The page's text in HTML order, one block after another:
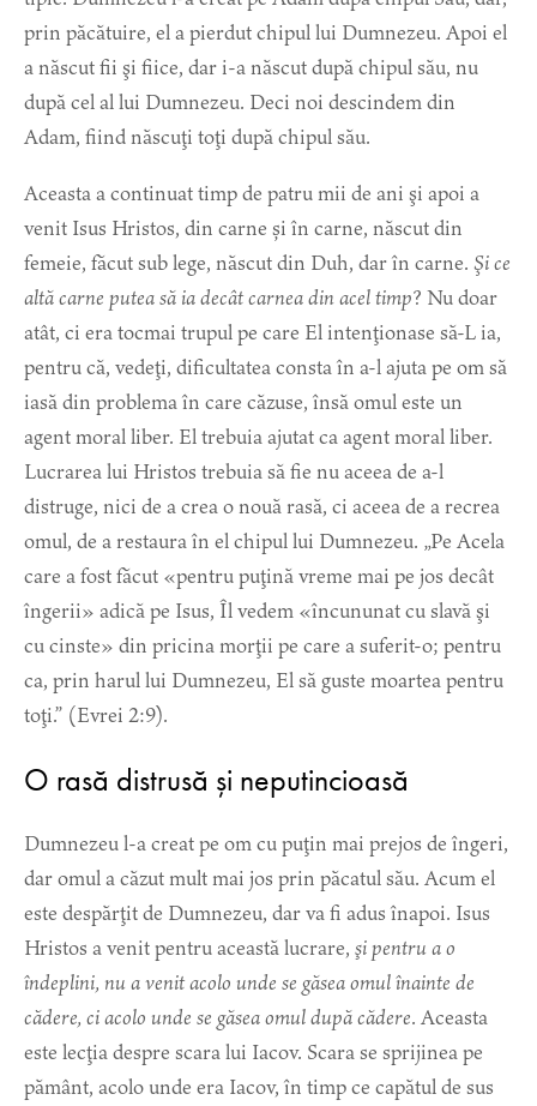
prin păcătuire, el a pierdut chipul lui Dumnezeu. Apoi el
a născut fii şi fiice, dar i-a născut după chipul său, nu
după cel al lui Dumnezeu. Deci noi descindem din
Adam, fiind născuţi toţi după chipul său.
Aceasta a continuat timp de patru mii de ani şi apoi a
venit Isus Hristos, din carne și în carne, născut din
femeie, făcut sub lege, născut din Duh, dar în carne. Şi ce
altă carne putea să ia decât carnea din acel timp? Nu doar
atât, ci era tocmai trupul pe care El intenţionase să-L ia,
pentru că, vedeţi, dificultatea consta în a-l ajuta pe om să
iasă din problema în care căzuse, însă omul este un
agent moral liber. El trebuia ajutat ca agent moral liber.
Lucrarea lui Hristos trebuia să fie nu aceea de a-l
distruge, nici de a crea o nouă rasă, ci aceea de a recrea
omul, de a restaura în el chipul lui Dumnezeu. „Pe Acela
care a fost făcut «pentru puţină vreme mai pe jos decât
îngerii» adică pe Isus, Îl vedem «încununat cu slavă şi
cu cinste» din pricina morţii pe care a suferit-o; pentru
ca, prin harul lui Dumnezeu, El să guste moartea pentru
toţi.” (Evrei 2:9).
O rasă distrusă și neputincioasă
Dumnezeu l-a creat pe om cu puţin mai prejos de îngeri,
dar omul a căzut mult mai jos prin păcatul său. Acum el
este despărţit de Dumnezeu, dar va fi adus înapoi. Isus
Hristos a venit pentru această lucrare, şi pentru a o
îndeplini, nu a venit acolo unde se găsea omul înainte de
cădere, ci acolo unde se găsea omul după cădere. Aceasta
este lecţia despre scara lui Iacov. Scara se sprijinea pe
pământ, acolo unde era Iacov, în timp ce capătul de sus